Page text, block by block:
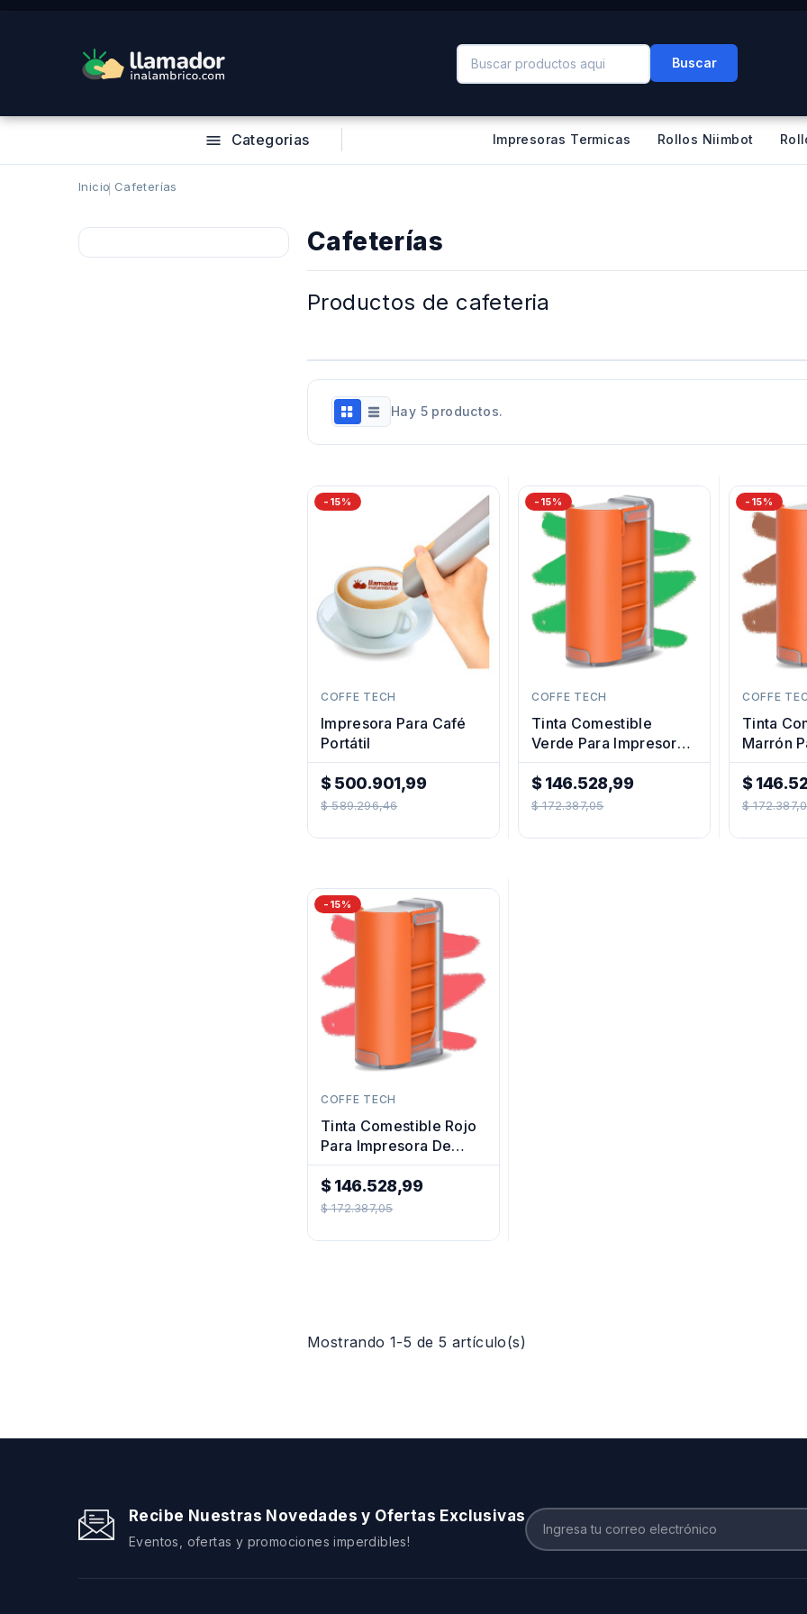
Buscar
 Categorias Impresoras Termicas Rollos Niimbot
Inicio Cafeterías
Cafeterías
Productos de cafeteria
Hay 5 productos.
-15%
COFFE TECH
Impresora Para Café
Portátil
$ 500.901,99
Precio
$ 589.296,46
-15%
COFFE TECH
Tinta Comestible
Verde Para Impresora
De Café Portátil
$ 146.528,99
Precio
$ 172.387,05
-15%
COFFE
Tinta
Marrón
De Café
$
Precio
$
-15%
COFFE TECH
Tinta Comestible Rojo
Para Impresora De
Café Portátil
$ 146.528,99
Precio
$ 172.387,05
Mostrando 1-5 de 5 artículo(s)
Recibe Nuestras Novedades y Ofertas Exclusivas
Eventos, ofertas y promociones imperdibles!